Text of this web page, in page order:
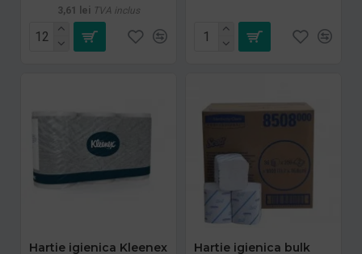
3,61 lei TVA inclus
Hartie igienica Kleenex
Hartie igienica bulk